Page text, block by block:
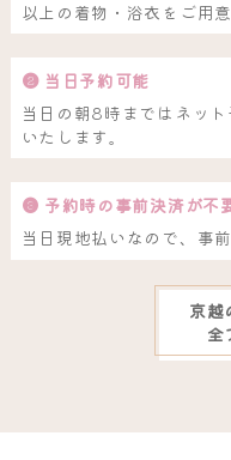
以上の着物・浴衣をご用
❷ 当日予約可能
当日の朝8時まではネッ
いたします。
❸ 予約時の事前決済が不
当日現地払いなので、事
京越
全